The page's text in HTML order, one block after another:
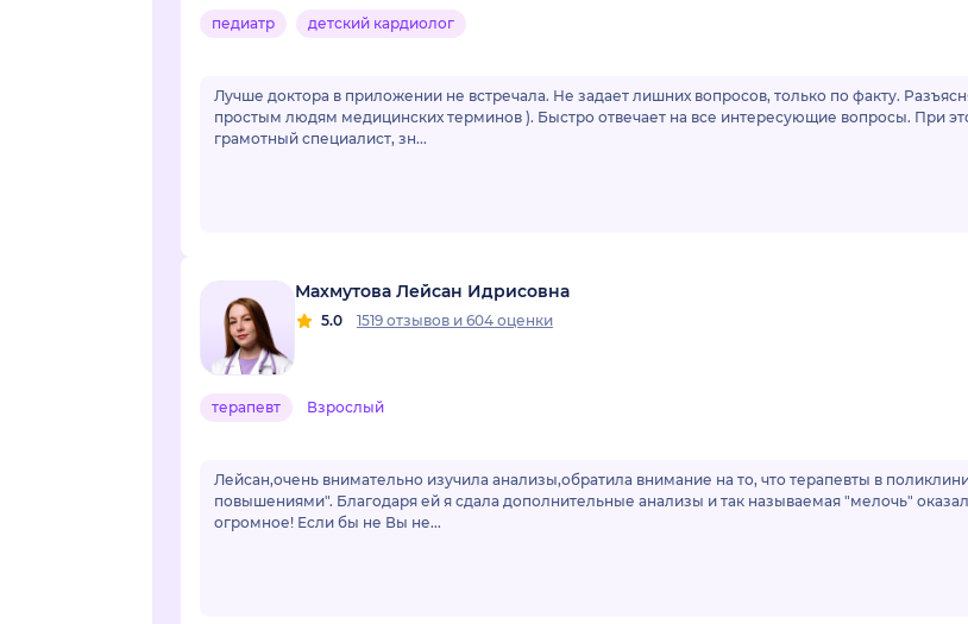
педиатр детский кардиолог
Лучше доктора в приложении не встречала. Не задает лишних вопросов, только по факту.
простым людям медицинских терминов ). Быстро отвечает на все интересующие вопросы. При
грамотный специалист, зн...
Махмутова Лейсан Идрисовна
5.0 1519 отзывов и 604 оценки
терапевт Взрослый
Лейсан,очень внимательно изучила анализы,обратила внимание на то, что терапевты в
повышениями". Благодаря ей я сдала дополнительные анализы и так называемая "мелочь"
огромное! Если бы не Вы не...